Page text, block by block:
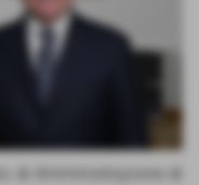
di Amministrazione di